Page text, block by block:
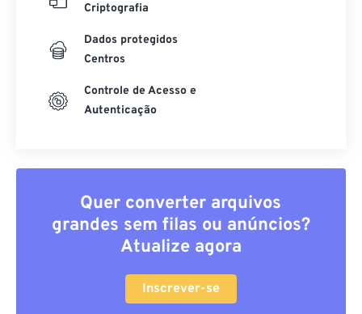
Criptografia
Dados protegidos
Centros
Controle de Acesso e
Autenticação
Quer converter arquivos
grandes sem filas ou anúncios?
Atualize agora
Inscrever-se